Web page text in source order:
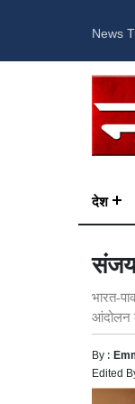
News
देश
संजय
भारत-
आंदोलन
By :
Edited